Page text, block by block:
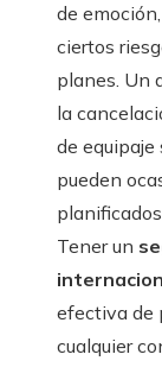
de
ciertos
planes. Un
la
de equipaje
pueden
Tener un
efectiva de
cualquier